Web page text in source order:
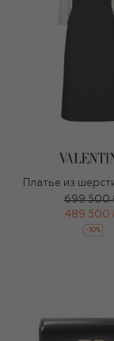
Платье из
699 500
489 500
-30%